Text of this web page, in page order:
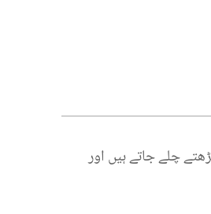
چلے جاتے ہیں اور